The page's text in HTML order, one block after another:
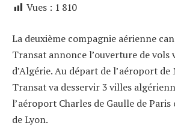
Vues : 1 810
La deuxième compagnie aérienne
Transat annonce l’ouverture de vols
d’Algérie. Au départ de l’aéroport
Transat va desservir 3 villes
l’aéroport Charles de Gaulle de
de Lyon.